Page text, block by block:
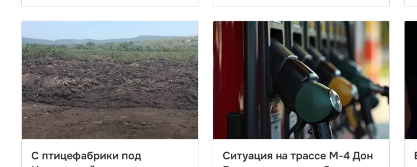
С птицефабрики под
Ситуация на трассе М-4 Дон